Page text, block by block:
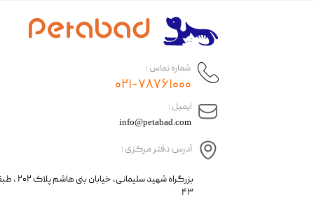
​ایمیل :
آدرس دفتر مرکزی :
info@petabad.com
​​بزرگراه شهید
۴۳
شماره تماس :
۰۲۱-۷۸۷۶۱۰۰۰